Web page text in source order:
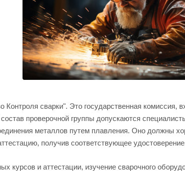
сварки". Это государственная комиссия,
проверочной группы допускаются
металлов путем плавления. Оно должны
получив соответствующее
курсов и аттестации, изучение сварочного